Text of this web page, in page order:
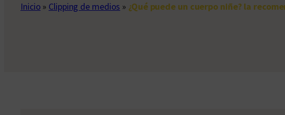
Inicio » Clipping de medios » ¿Qué puede un cuerpo niñe? la